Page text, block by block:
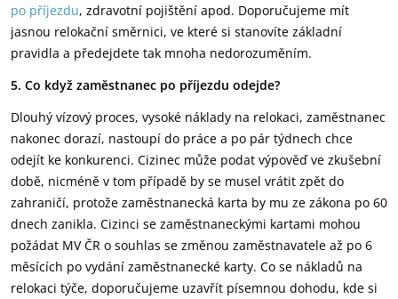
po příjezdu, zdravotní pojištění apod. Doporučujeme mít
jasnou relokační směrnici, ve které si stanovíte základní
pravidla a předejdete tak mnoha nedorozuměním.
5. Co když zaměstnanec po příjezdu odejde?
Dlouhý vízový proces, vysoké náklady na relokaci, zaměstnanec
nakonec dorazí, nastoupí do práce a po pár týdnech chce
odejít ke konkurenci. Cizinec může podat výpověď ve zkušební
době, nicméně v tom případě by se musel vrátit zpět do
zahraničí, protože zaměstnanecká karta by mu ze zákona po 60
dnech zanikla. Cizinci se zaměstnaneckými kartami mohou
požádat MV ČR o souhlas se změnou zaměstnavatele až po 6
měsících po vydání zaměstnanecké karty. Co se nákladů na
relokaci týče, doporučujeme uzavřít písemnou dohodu, kde si